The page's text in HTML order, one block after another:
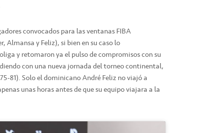
convocados para las ventanas FIBA
Almansa y Feliz), si bien en su caso lo
y retomaron ya el pulso de compromisos con su
con una nueva jornada del torneo continental,
81). Solo el dominicano André Feliz no viajó a
unas horas antes de que su equipo viajara a la